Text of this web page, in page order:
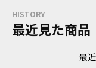
HISTORY
最近見た商品
最